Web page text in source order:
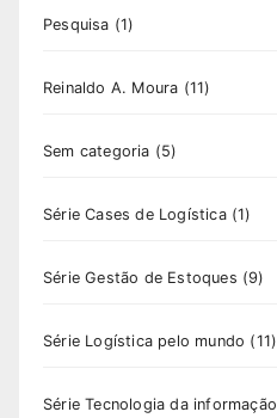
Pesquisa (1)
Reinaldo A. Moura (11)
Sem categoria (5)
Série Cases de Logística(1)
Série Gestão de Estoques (9)
Série Logística pelo mundo (11)
Série Tecnologia da informação